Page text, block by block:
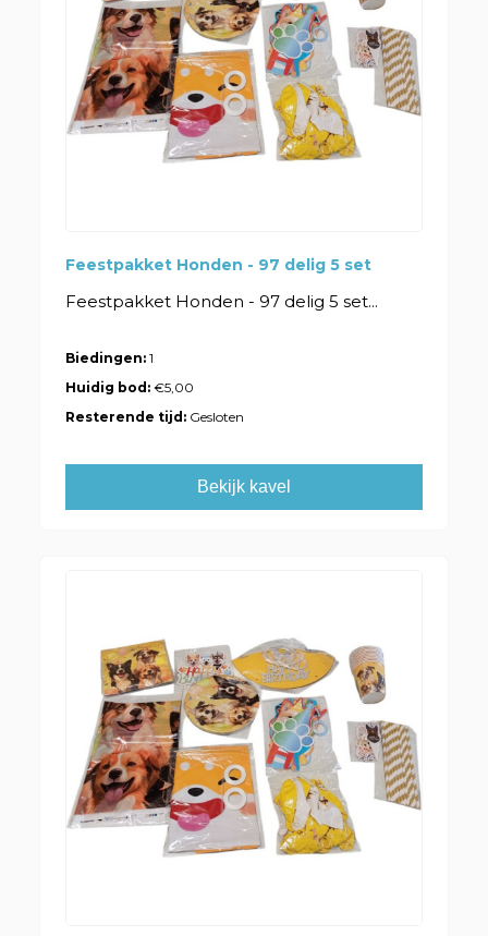
Feestpakket Honden - 97 delig 5 set
Feestpakket Honden - 97 delig 5 set...
Biedingen: 1
Huidig bod:€5,00
Resterende tijd: Gesloten
Bekijk kavel